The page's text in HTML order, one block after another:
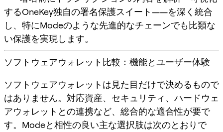
するOneKey独自の署名保護スイート——を深く統合
し、特にModeのような先進的なチェーンでも比類な
い保護を実現します。
ソフトウェアウォレット比較：機能とユーザー体験
ソフトウェアウォレットは見た目だけで決めるもので
はありません。対応資産、セキュリティ、ハードウェ
アウォレットとの連携など、総合的な適合性が要で
す。Modeと相性の良い主な選択肢は次のとおりで